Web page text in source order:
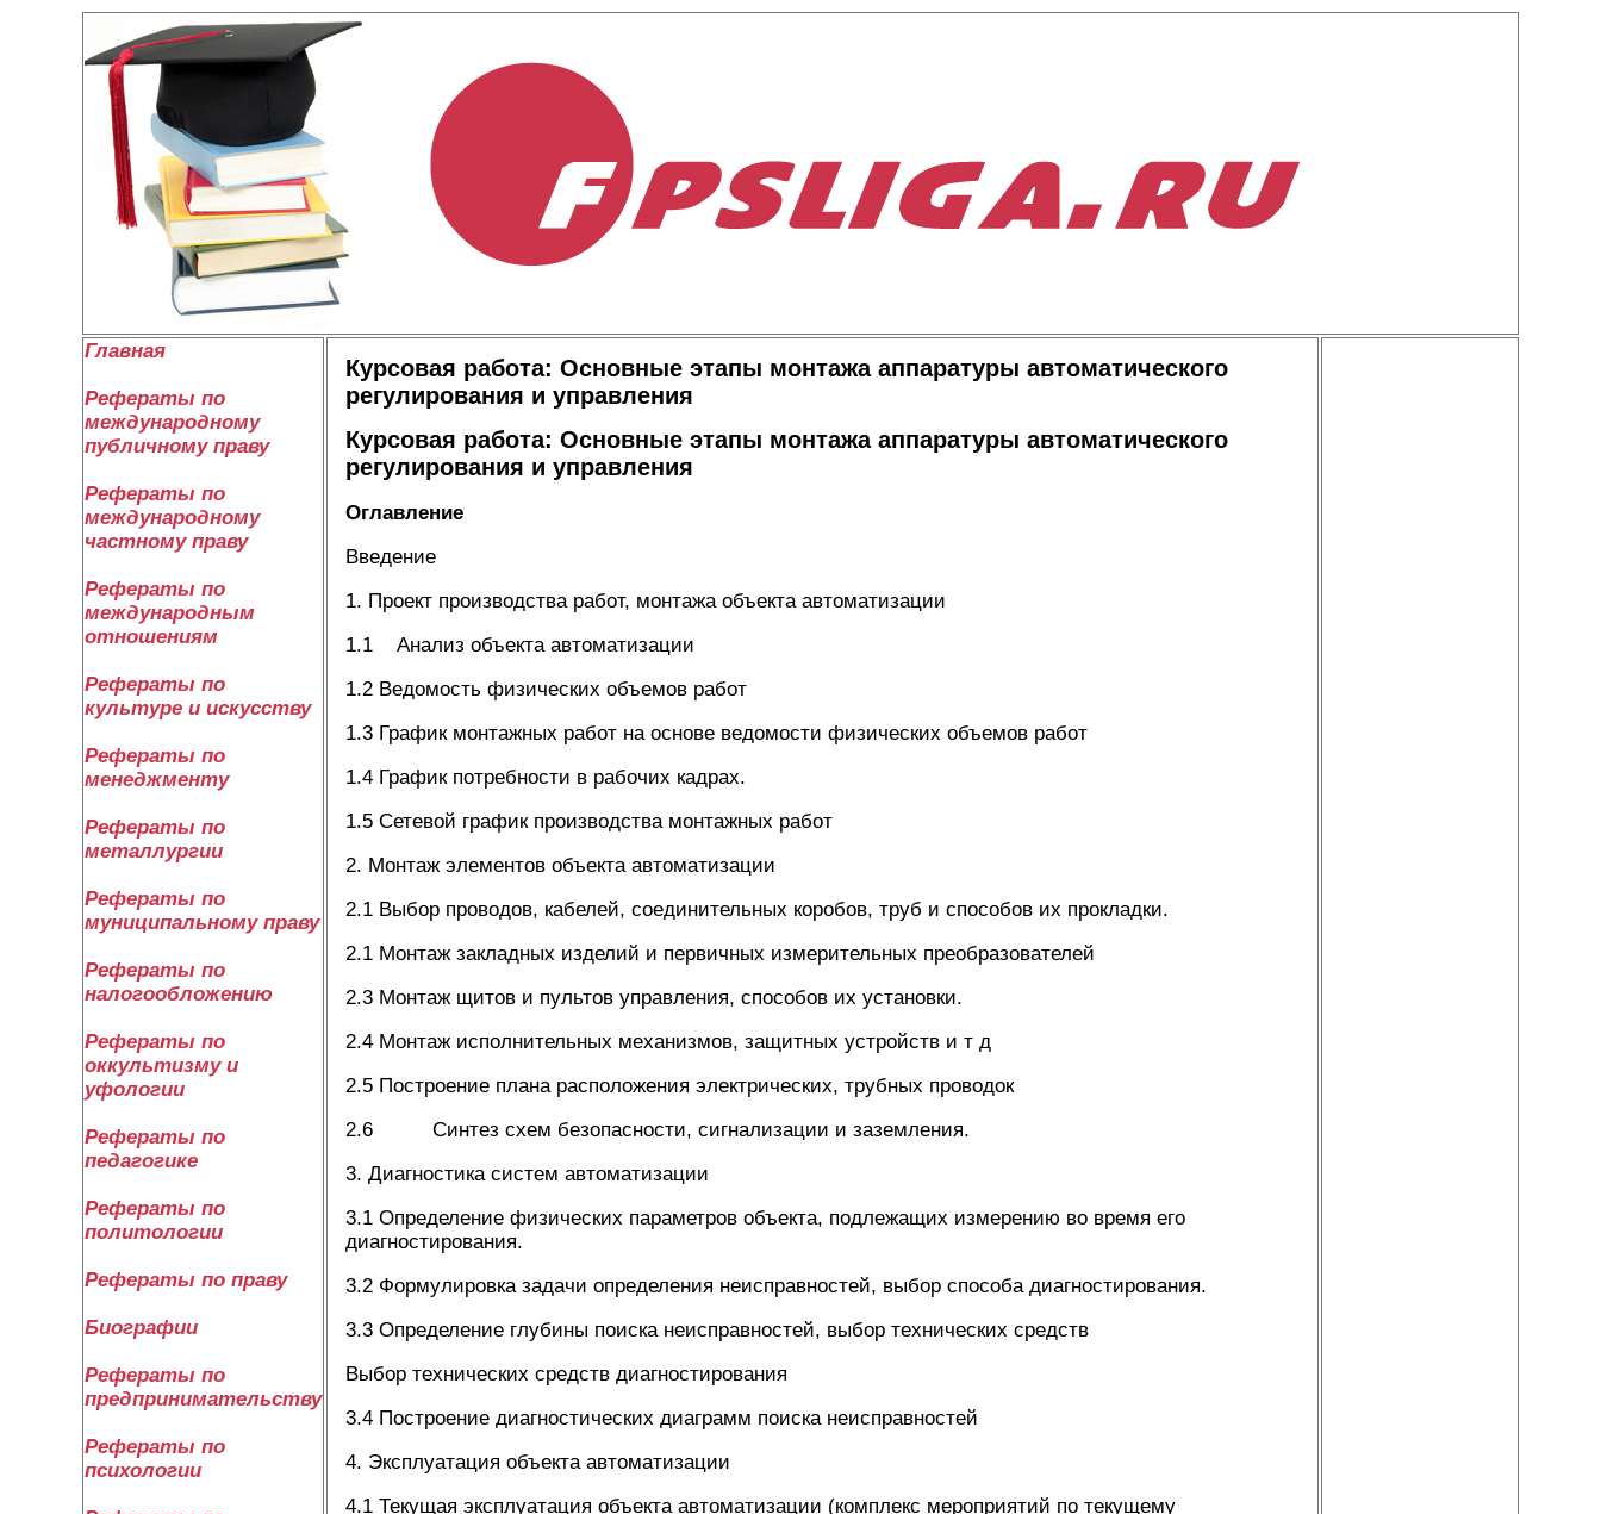
Главная
Рефераты по
международному
публичному праву
Рефераты по
международному
частному праву
Рефераты по
международным
отношениям
Рефераты по
культуре и искусству
Рефераты по
менеджменту
Рефераты по
металлургии
Рефераты по
муниципальному праву
Рефераты по
налогообложению
Рефераты по
оккультизму и
уфологии
Рефераты по
педагогике
Рефераты по
политологии
Рефераты по праву
Биографии
Рефераты по
предпринимательству
Рефераты по
психологии
Курсовая работа: Основные этапы монтажа аппаратуры автоматического
регулирования и управления
Курсовая работа: Основные этапы монтажа аппаратуры автоматического
регулирования и управления
Оглавление
Введение
1. Проект производства работ, монтажа объекта автоматизации
1.1 Анализ объекта автоматизации
1.2 Ведомость физических объемов работ
1.3 График монтажных работ на основе ведомости физических объемов работ
1.4 График потребности в рабочих кадрах.
1.5 Сетевой график производства монтажных работ
2. Монтаж элементов объекта автоматизации
2.1 Выбор проводов, кабелей, соединительных коробов, труб и способов их прокладки.
2.1 Монтаж закладных изделий и первичных измерительных преобразователей
2.3 Монтаж щитов и пультов управления, способов их установки.
2.4 Монтаж исполнительных механизмов, защитных устройств и т д
2.5 Построение плана расположения электрических, трубных проводок
2.6 Синтез схем безопасности, сигнализации и заземления.
3. Диагностика систем автоматизации
3.1 Определение физических параметров объекта, подлежащих измерению во время его
диагностирования.
3.2 Формулировка задачи определения неисправностей, выбор способа диагностирования.
3.3 Определение глубины поиска неисправностей, выбор технических средств
Выбор технических средств диагностирования
3.4 Построение диагностических диаграмм поиска неисправностей
4. Эксплуатация объекта автоматизации
4.1 Текущая эксплуатация объекта автоматизации (комплекс мероприятий по текущему